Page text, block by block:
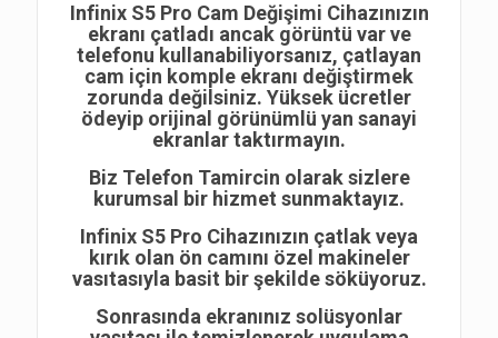
Infinix S5 Pro Cam Değişimi Cihazınızın
ekranı çatladı ancak görüntü var ve
telefonu kullanabiliyorsanız, çatlayan
cam için komple ekranı değiştirmek
zorunda değilsiniz. Yüksek ücretler
ödeyip orijinal görünümlü yan sanayi
ekranlar taktırmayın.
Biz Telefon Tamircin olarak sizlere
kurumsal bir hizmet sunmaktayız.
Infinix S5 Pro Cihazınızın çatlak veya
kırık olan ön camını özel makineler
vasıtasıyla basit bir şekilde söküyoruz.
Sonrasında ekranınız solüsyonlar